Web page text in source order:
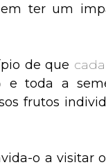
ter um
de que
e toda a
frutos
o a visitar